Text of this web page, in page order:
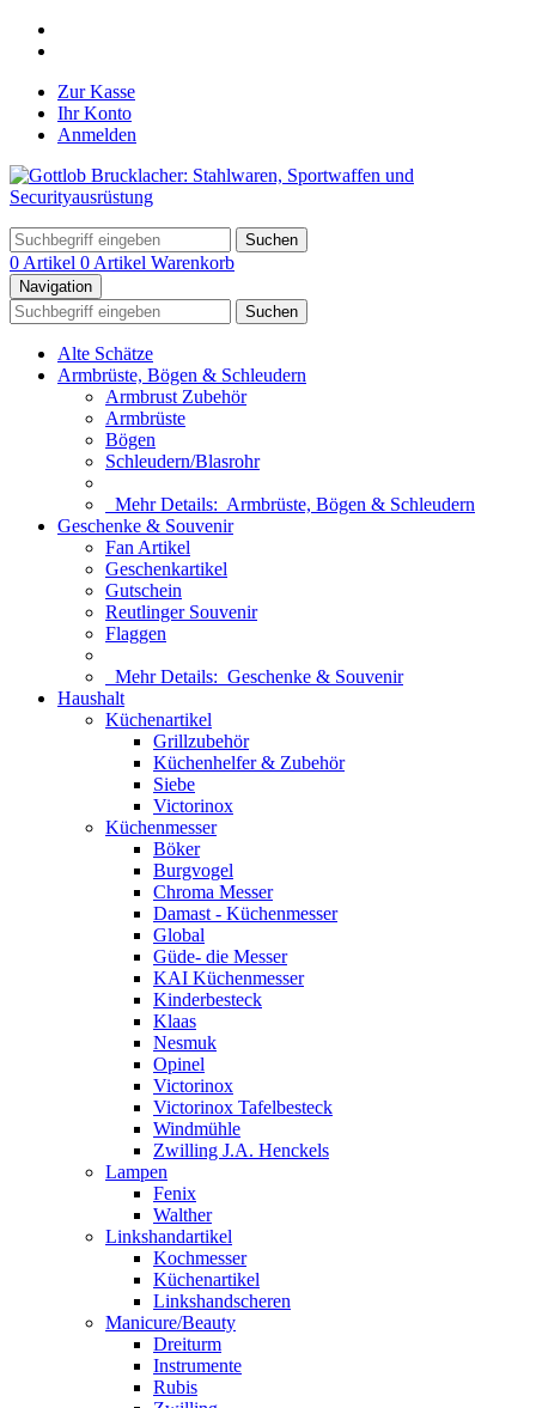
Zur Kasse
Ihr Konto
Anmelden
Suchen
0 Artikel 0 Artikel Warenkorb
Navigation
Suchen
Alte Schätze
Armbrüste, Bögen & Schleudern
Armbrust Zubehör
Armbrüste
Bögen
Schleudern/Blasrohr
Mehr Details: Armbrüste, Bögen & Schleudern
Geschenke & Souvenir
Fan Artikel
Geschenkartikel
Gutschein
Reutlinger Souvenir
Flaggen
Mehr Details: Geschenke & Souvenir
Haushalt
Küchenartikel
Grillzubehör
Küchenhelfer & Zubehör
Siebe
Victorinox
Küchenmesser
Böker
Burgvogel
Chroma Messer
Damast - Küchenmesser
Global
Güde- die Messer
KAI Küchenmesser
Kinderbesteck
Klaas
Nesmuk
Opinel
Victorinox
Victorinox Tafelbesteck
Windmühle
Zwilling J.A. Henckels
Lampen
Fenix
Walther
Linkshandartikel
Kochmesser
Küchenartikel
Linkshandscheren
Manicure/Beauty
Dreiturm
Instrumente
Rubis